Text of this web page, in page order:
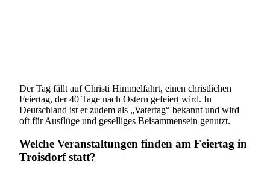
Der Tag fällt auf Christi Himmelfahrt, einen christlichen
Feiertag, der 40 Tage nach Ostern gefeiert wird. In
Deutschland ist er zudem als „Vatertag“ bekannt und wird
oft für Ausflüge und geselliges Beisammensein genutzt.
Welche Veranstaltungen finden am Feiertag in
Troisdorf statt?